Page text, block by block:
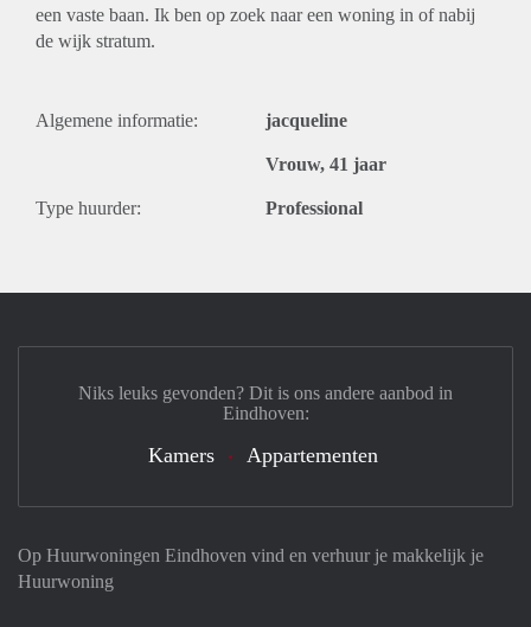
een vaste baan. Ik ben op zoek naar een woning in of nabij
de wijk stratum.
Algemene informatie: jacqueline
Vrouw, 41 jaar
Type huurder: Professional
Op Huurwoningen Eindhoven vind en verhuur je makkelijk je
Huurwoning
Niks leuks gevonden? Dit is ons andere aanbod in
Eindhoven:
Kamers Appartementen